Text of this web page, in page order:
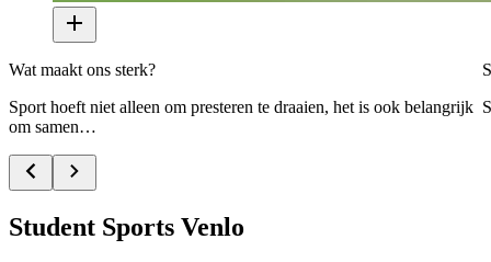
Wat maakt ons sterk?
Sport hoeft niet alleen om presteren te draaien, het is ook belangrijk
om samen…
Student Sports Venlo